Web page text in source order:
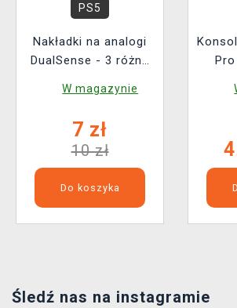
PS5
Nakładki na analogi
DualSense - 3 różne
W magazynie
7 zł
10 zł
Do koszyka
Śledź nas na instagramie